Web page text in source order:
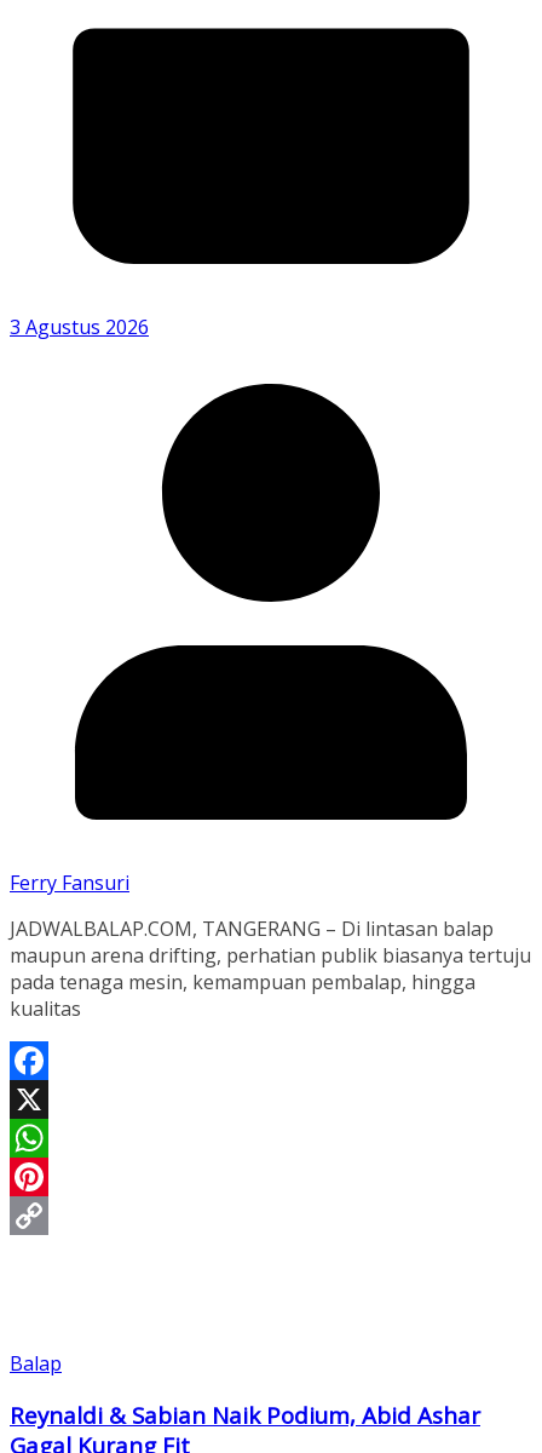
3 Agustus 2026
Ferry Fansuri
JADWALBALAP.COM, TANGERANG – Di lintasan balap
maupun arena drifting, perhatian publik biasanya tertuju
pada tenaga mesin, kemampuan pembalap, hingga
kualitas
Facebook
X
WhatsApp
Pinterest
Balap
Reynaldi & Sabian Naik Podium, Abid Ashar
Gagal Kurang Fit